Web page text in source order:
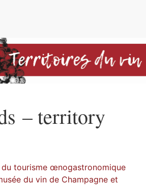
– territory
du tourisme œnogastronomique
du vin de Champagne et